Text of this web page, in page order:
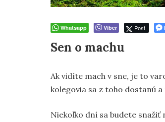
Whatsapp Viber Post
Sen o machu
Ak vidíte mach v sne, je to
kolegovia sa z toho dostanú
Niekoľko dní sa budete snažiť